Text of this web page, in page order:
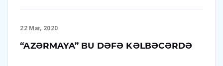
22 Mar, 2020
“AZƏRMAYA” BU DƏFƏ KƏLBƏCƏRDƏ